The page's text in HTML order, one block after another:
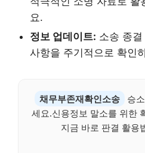
요.
정보 업데이트: 소송 종
사항을 주기적으로 확인
채무부존재확인소송
승
세요.신용정보 말소를 위한
지금 바로 판결 활용